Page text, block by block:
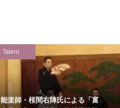
Talent
能楽師・桜間右陣氏による「富